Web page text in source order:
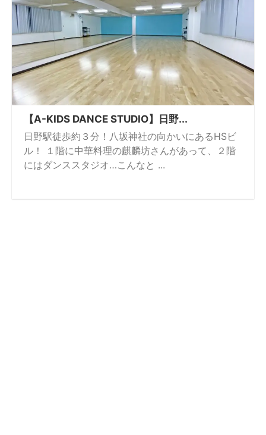
【A-KIDS DANCE STUDIO】日野...
日野駅徒歩約３分！八坂神社の向かいにあるHSビ
ル！ １階に中華料理の麒麟坊さんがあって、２階
にはダンススタジオ…こんなと ...